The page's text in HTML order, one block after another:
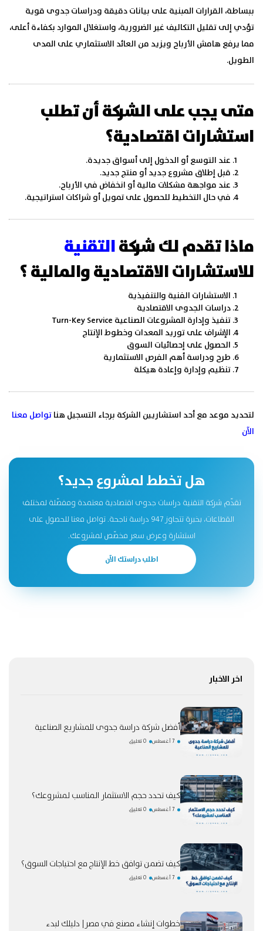
ببساطة، القرارات المبنية على بيانات دقيقة ودراسات جدوى قوية
تؤدي إلى تقليل التكاليف غير الضرورية، واستغلال الموارد بكفاءة أعلى،
مما يرفع هامش الأرباح ويزيد من العائد الاستثماري على المدى
الطويل.
متى يجب على الشركة أن تطلب
استشارات اقتصادية؟
عند التوسع أو الدخول إلى أسواق جديدة.
قبل إطلاق مشروع جديد أو منتج جديد.
عند مواجهة مشكلات مالية أو انخفاض في الأرباح.
في حال التخطيط للحصول على تمويل أو شراكات استراتيجية.
ماذا تقدم لك شركةالتقنية
للاستشارات الاقتصادية والمالية ؟
الاستشارات الفنية والتنفيذية
دراسات الجدوى الاقتصادية
تنفيذ وإدارة المشروعات الصناعية Turn-Key Service
الإشراف على توريد المعدات وخطوط الإنتاج
الحصول على إحصائيات السوق
طرح ودراسة أهم الفرص الاستثمارية
تنظيم وإدارة وإعادة هيكلة
لتحديد موعد مع أحد استشاريين الشركة برجاء التسجيل هناتواصل معنا
الآن
هل تخطط لمشروع جديد؟
تقدّم شركة التقنية دراسات جدوى اقتصادية معتمدة ومفصّلة لمختلف
القطاعات، بخبرة تتجاوز 947 دراسة ناجحة. تواصل معنا للحصول على
استشارة وعرض سعر مخصّص لمشروعك.
اطلب دراستك الآن
اخر الاخبار
أفضل شركة دراسة جدوى للمشاريع الصناعية
7 أغسطس 0 تعليق
كيف تحدد حجم الاستثمار المناسب لمشروعك؟
7 أغسطس 0 تعليق
كيف تضمن توافق خط الإنتاج مع احتياجات السوق؟
7 أغسطس 0 تعليق
خطوات إنشاء مصنع في مصر| دليلك لبدء